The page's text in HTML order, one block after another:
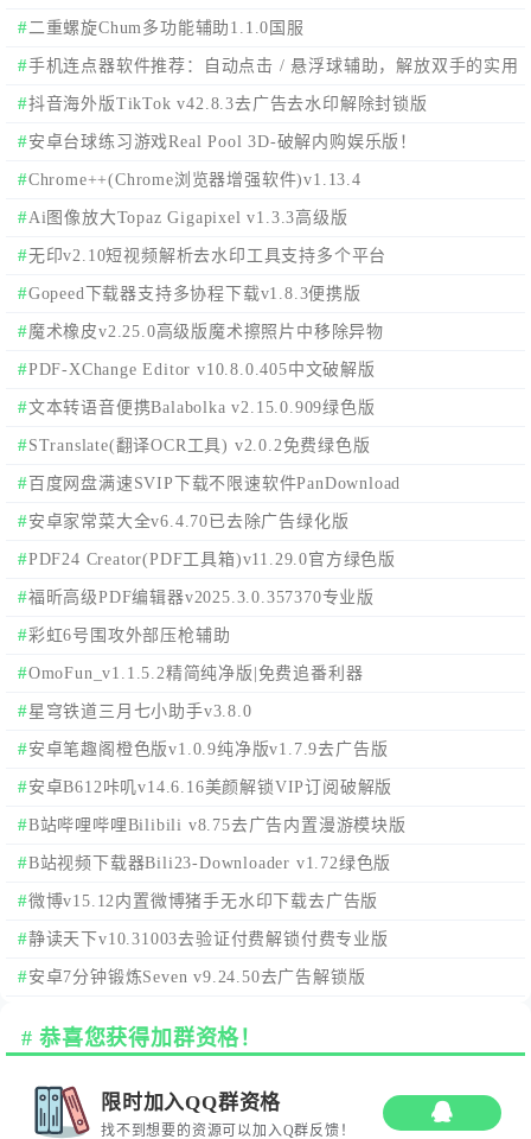
二重螺旋Chum多功能辅助1.1.0国服
手机连点器软件推荐：自动点击 / 悬浮球辅助，解放双手的实用
工具抖音海外版TikTok v42.8.3去广告去水印解除封锁版
安卓台球练习游戏Real Pool 3D-破解内购娱乐版！
Chrome++(Chrome浏览器增强软件)v1.13.4
Ai图像放大Topaz Gigapixel v1.3.3高级版
无印v2.10短视频解析去水印工具支持多个平台
Gopeed下载器支持多协程下载v1.8.3便携版
魔术橡皮v2.25.0高级版魔术擦照片中移除异物
PDF-XChange Editor v10.8.0.405中文破解版
文本转语音便携Balabolka v2.15.0.909绿色版
STranslate(翻译OCR工具) v2.0.2免费绿色版
百度网盘满速SVIP下载不限速软件PanDownload
安卓家常菜大全v6.4.70已去除广告绿化版
PDF24 Creator(PDF工具箱)v11.29.0官方绿色版
福昕高级PDF编辑器v2025.3.0.357370专业版
彩虹6号围攻外部压枪辅助
OmoFun_v1.1.5.2精简纯净版|免费追番利器
星穹铁道三月七小助手v3.8.0
安卓笔趣阁橙色版v1.0.9纯净版v1.7.9去广告版
安卓B612咔叽v14.6.16美颜解锁VIP订阅破解版
B站哔哩哔哩Bilibili v8.75去广告内置漫游模块版
B站视频下载器Bili23-Downloader v1.72绿色版
微博v15.12内置微博猪手无水印下载去广告版
静读天下v10.31003去验证付费解锁付费专业版
安卓7分钟锻炼Seven v9.24.50去广告解锁版
恭喜您获得加群资格！
限时加入QQ群资格
找不到想要的资源可以加入Q群反馈！